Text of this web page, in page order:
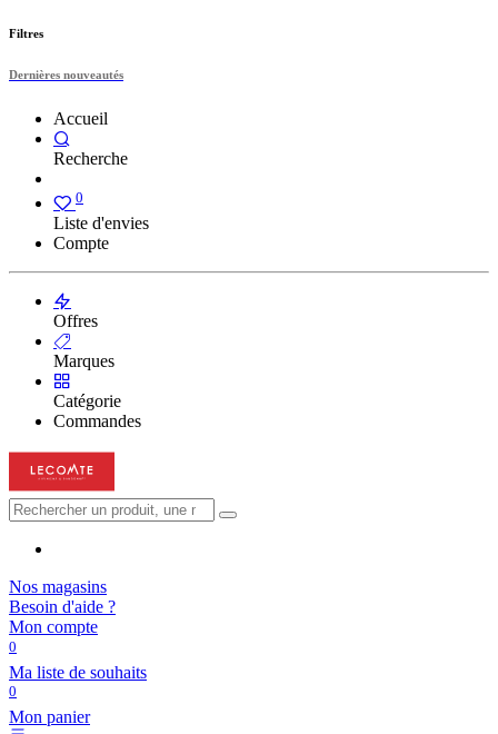
Filtres
Dernières nouveautés
Accueil
Recherche
0
Liste d'envies
Compte
Offres
Marques
Catégorie
Commandes
Nos magasins
Besoin d'aide ?
Mon compte
0
Ma liste de souhaits
0
Mon panier